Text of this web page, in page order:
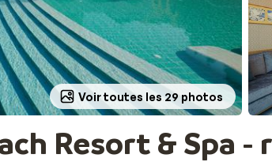
Voir toutes les 29 photos
Resort & Spa